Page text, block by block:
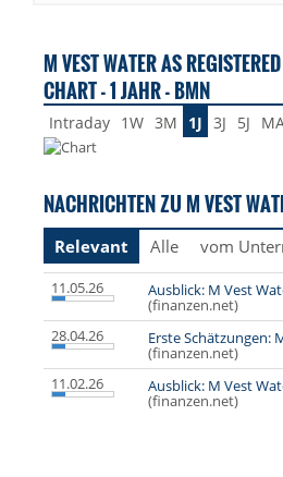
M VEST WATER AS
CHART - 1 JAHR - BMN
Intraday 1W 3M 1J 3J 5J
NACHRICHTEN ZU M VEST
Relevant Alle vom
11.05.26 Ausblick: M Vest
(finanzen.net)
28.04.26
Erste Schätzungen:
(finanzen.net)
11.02.26
Ausblick: M Vest
(finanzen.net)